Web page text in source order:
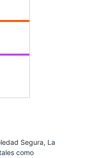
Segura, La
como